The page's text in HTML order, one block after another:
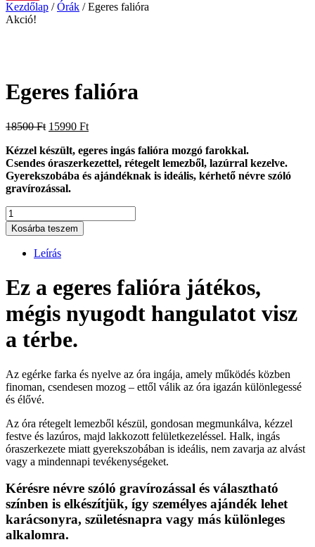
Kezdőlap /Órák / Egeres falióra
Akció!
Egeres falióra
18500Ft Original
was:
18500 Ft.
15990 FtCurrent
is:
15990 Ft.
Kézzel készült, egeres ingás falióra mozgó farokkal.
Csendes óraszerkezettel, rétegelt lemezből, lazúrral kezelve.
Gyerekszobába és ajándéknak is ideális, kérhető névre szóló
gravírozással.
Egeres
falióra
mennyiség
Kosárba teszem
Leírás
Ez a egeres falióra játékos,
mégis nyugodt hangulatot visz
a térbe.
Az egérke farka és nyelve az óra ingája, amely működés közben
finoman, csendesen mozog – ettől válik az óra igazán különlegessé
és élővé.
Az óra rétegelt lemezből készül, gondosan megmunkálva, kézzel
festve és lazúros, majd lakkozott felületkezeléssel. Halk, ingás
óraszerkezete miatt gyerekszobában is ideális, nem zavarja az alvást
vagy a mindennapi tevékenységeket.
Kérésre névre szóló gravírozással és választható
színben is elkészítjük, így személyes ajándék lehet
karácsonyra, születésnapra vagy más különleges
alkalomra.